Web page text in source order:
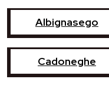
Albignasego
Cadoneghe